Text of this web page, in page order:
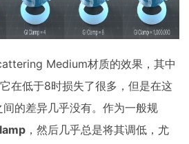
Medium材质的效果，其中
在低于8时损失了很多，但是在这
的差异几乎没有。作为一般规
，然后几乎总是将其调低，尤